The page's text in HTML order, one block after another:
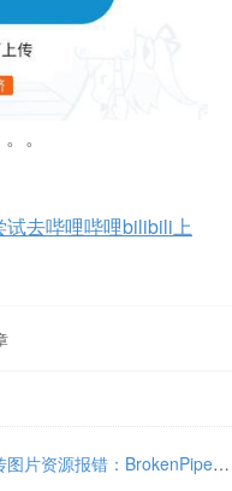
。
试去哔哩哔哩bilibili上
【已解决】EvernoteToWordPress上传图片资源报错：BrokenPipeError Errno 32 Broken pipe